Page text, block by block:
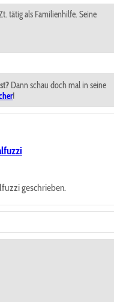
tätig als Familienhilfe. Seine
Dann schau doch mal in seine
!
geschrieben.